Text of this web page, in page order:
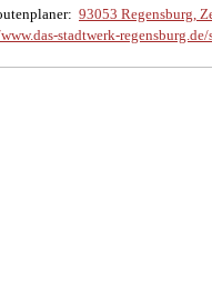
93053 Regensburg,
stadtwerk-